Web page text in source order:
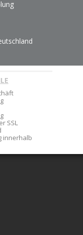
SSL
innerhalb